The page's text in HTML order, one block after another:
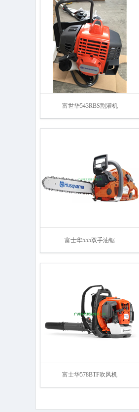
富世华543RBS割灌机
富士华555双手油锯
富士华578BTF吹风机